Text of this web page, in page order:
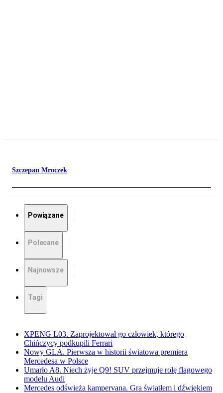
Szczepan Mroczek
Powiązane
Polecane
Najnowsze
Tagi
XPENG L03. Zaprojektował go człowiek, którego
Chińczycy podkupili Ferrari
Nowy GLA. Pierwsza w historii światowa premiera
Mercedesa w Polsce
Umarło A8. Niech żyje Q9! SUV przejmuje rolę flagowego
modelu Audi
Mercedes odświeża kampervana. Gra światłem i dźwiękiem